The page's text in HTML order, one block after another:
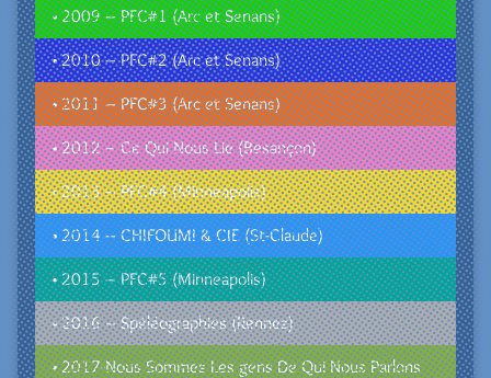
• 2009 – PFC#1 (Arc et Senans)
• 2010 – PFC#2 (Arc et Senans)
• 2011 – PFC#3 (Arc et Senans)
• 2012 – Ce Qui Nous Lie (Besançon)
• 2013 – PFC#4 (Minneapolis)
• 2014 – CHIFOUMI & CIE (St-Claude)
• 2015 – PFC#5 (Minneapolis)
• 2016 – Spéléographies (Rennes)
• 2017-Nous Sommes Les gens De Qui Nous Parlons